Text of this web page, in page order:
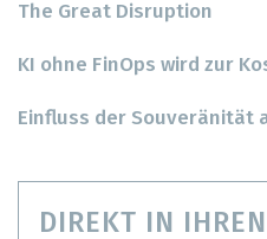
The Great Disruption
KI ohne FinOps wird zur
Einfluss der Souveränität
DIREKT IN